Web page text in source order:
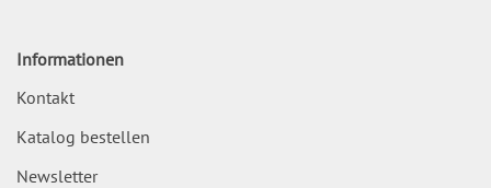
Informationen
Kontakt
Katalog bestellen
Newsletter